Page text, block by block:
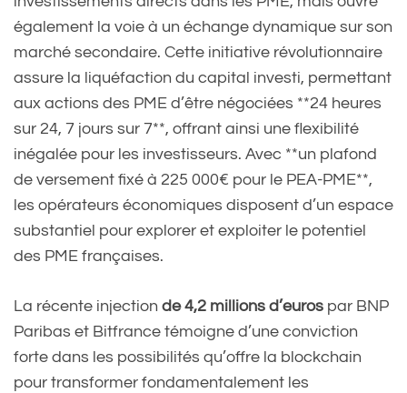
également la voie à un échange dynamique sur son
marché secondaire. Cette initiative révolutionnaire
assure la liquéfaction du capital investi, permettant
aux actions des PME d’être négociées **24 heures
sur 24, 7 jours sur 7**, offrant ainsi une flexibilité
inégalée pour les investisseurs. Avec **un plafond
de versement fixé à 225 000€ pour le PEA-PME**,
les opérateurs économiques disposent d’un espace
substantiel pour explorer et exploiter le potentiel
des PME françaises.
La récente injection de 4,2 millions d’euros par BNP
Paribas et Bitfrance témoigne d’une conviction
forte dans les possibilités qu’offre la blockchain
pour transformer fondamentalement les